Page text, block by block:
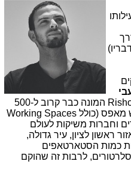
הקים
ועוד מתנדבים) את קהילת Rishon Tech המונה כבר קרוב ל-500
חברים, ויצר אקוסיסטם שלם ממש מאפס (כולל Working Spaces
וחברות משיקות לעולם
ראשון לציון, עיר גדולה,
כמות הסטארטאפים
לרבות זה שהוקם